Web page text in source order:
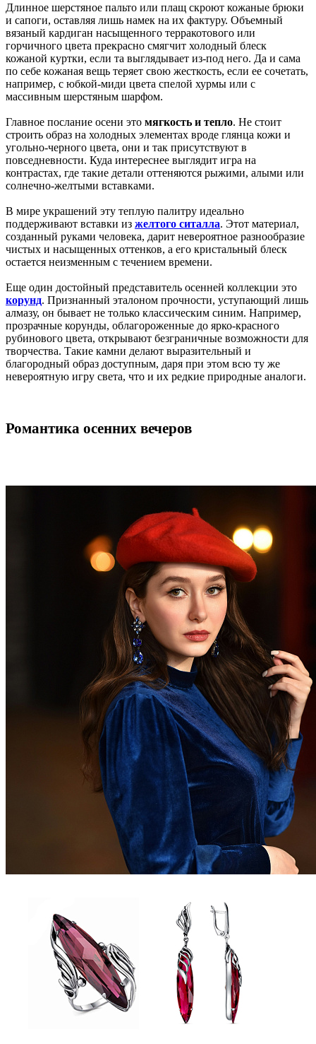
Длинное шерстяное пальто или плащ скроют кожаные брюки
и сапоги, оставляя лишь намек на их фактуру. Объемный
вязаный кардиган насыщенного терракотового или
горчичного цвета прекрасно смягчит холодный блеск
кожаной куртки, если та выглядывает из-под него. Да и сама
по себе кожаная вещь теряет свою жесткость, если ее сочетать,
например, с юбкой-миди цвета спелой хурмы или с
массивным шерстяным шарфом.
Главное послание осени это мягкость и тепло. Не стоит
строить образ на холодных элементах вроде глянца кожи и
угольно-черного цвета, они и так присутствуют в
повседневности. Куда интереснее выглядит игра на
контрастах, где такие детали оттеняются рыжими, алыми или
солнечно-желтыми вставками.
В мире украшений эту теплую палитру идеально
поддерживают вставки из желтого ситалла. Этот материал,
созданный руками человека, дарит невероятное разнообразие
чистых и насыщенных оттенков, а его кристальный блеск
остается неизменным с течением времени.
Еще один достойный представитель осенней коллекции это
корунд. Признанный эталоном прочности, уступающий лишь
алмазу, он бывает не только классическим синим. Например,
прозрачные корунды, облагороженные до ярко-красного
рубинового цвета, открывают безграничные возможности для
творчества. Такие камни делают выразительный и
благородный образ доступным, даря при этом всю ту же
невероятную игру света, что и их редкие природные аналоги.
Романтика осенних вечеров